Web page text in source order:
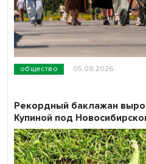
общество 05.08.2026
Рекордный баклажан
Купиной под